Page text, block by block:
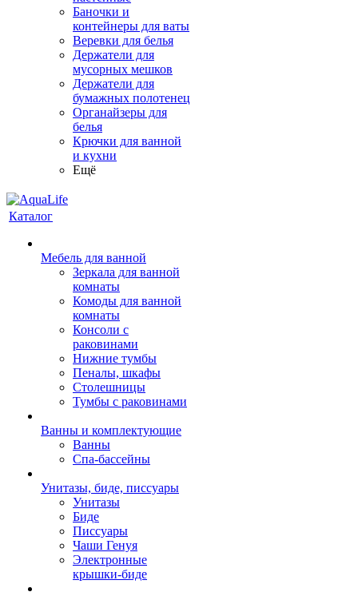
Баночки и
контейнеры для ваты
Веревки для белья
Держатели для
мусорных мешков
Держатели для
бумажных полотенец
Органайзеры для
белья
Крючки для ванной
и кухни
Ещё
Каталог
Мебель для ванной
Зеркала для ванной
комнаты
Комоды для ванной
комнаты
Консоли с
раковинами
Нижние тумбы
Пеналы, шкафы
Столешницы
Тумбы с раковинами
Ванны и комплектующие
Ванны
Спа-бассейны
Унитазы, биде, писсуары
Унитазы
Биде
Писсуары
Чаши Генуя
Электронные
крышки-биде